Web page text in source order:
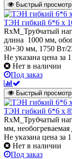
Быстрый просмотр
ТЭН гибкий 6*6 х
RxM_Трубчатый
длина 1000 мм,
30+30 мм, 1750 Вт/
Не указана цена за 1
Нет в наличии
Под заказ
Быстрый просмотр
ТЭН гибкий 6*6 х
RxM_Трубчатый
мм,
Не указана цена за 1
Нет в наличии
Под заказ